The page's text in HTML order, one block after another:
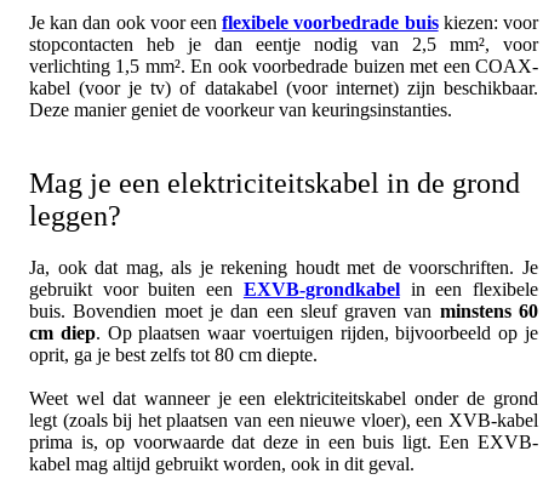
Je kan dan ook voor eenflexibele voorbedrade buiskiezen: voor
stopcontacten heb je dan eentje nodig van 2,5 mm², voor
verlichting 1,5 mm². En ook voorbedrade buizen met een COAX-
kabel (voor je tv) of datakabel (voor internet) zijn beschikbaar.
Deze manier geniet de voorkeur van keuringsinstanties.
Mag je een elektriciteitskabel in de grond
leggen?
Ja, ook dat mag, als je rekening houdt met de voorschriften. Je
gebruikt voor buiten een EXVB-grondkabelin een flexibele
buis. Bovendien moet je dan een sleuf graven van minstens 60
cm diep. Op plaatsen waar voertuigen rijden, bijvoorbeeld op je
oprit, ga je best zelfs tot 80 cm diepte.
Weet wel dat wanneer je een elektriciteitskabel onder de grond
legt (zoals bij het plaatsen van een nieuwe vloer), een XVB-kabel
prima is, op voorwaarde dat deze in een buis ligt. Een EXVB-
kabel mag altijd gebruikt worden, ook in dit geval.